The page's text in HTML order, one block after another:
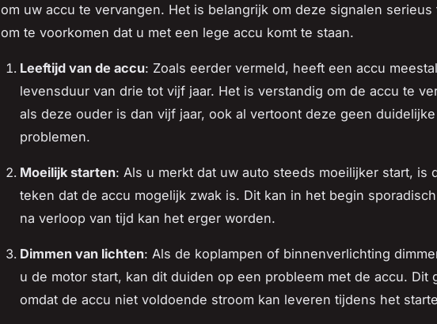
om uw accu te vervangen. Het is belangrijk om deze signalen serieus
om te voorkomen dat u met een lege accu komt te staan.
Leeftijd van de accu: Zoals eerder vermeld, heeft een accu
levensduur van drie tot vijf jaar. Het is verstandig om de accu te
als deze ouder is dan vijf jaar, ook al vertoont deze geen duidelijke
problemen.
Moeilijk starten: Als u merkt dat uw auto steeds moeilijker start, is
teken dat de accu mogelijk zwak is. Dit kan in het begin
na verloop van tijd kan het erger worden.
Dimmen van lichten: Als de koplampen of binnenverlichting
u de motor start, kan dit duiden op een probleem met de accu. Dit
omdat de accu niet voldoende stroom kan leveren tijdens het